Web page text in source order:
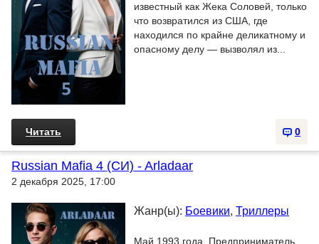
известный как Жека Соловей, только
что возвратился из США, где
находился по крайне деликатному и
опасному делу — вызволял из...
0
Читать
Russian Mafia 4 (СИ) - Arladaar
2 декабря 2025, 17:00
Жанр(ы): Боевики, Триллеры
Май 1993 года. Предприниматель